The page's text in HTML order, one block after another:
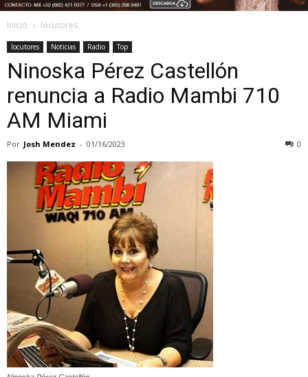
Inicio locutores
locutores Noticias Radio Top
Ninoska Pérez Castellón
renuncia a Radio Mambi 710
AM Miami
Por Josh Mendez - 01/16/2023 0